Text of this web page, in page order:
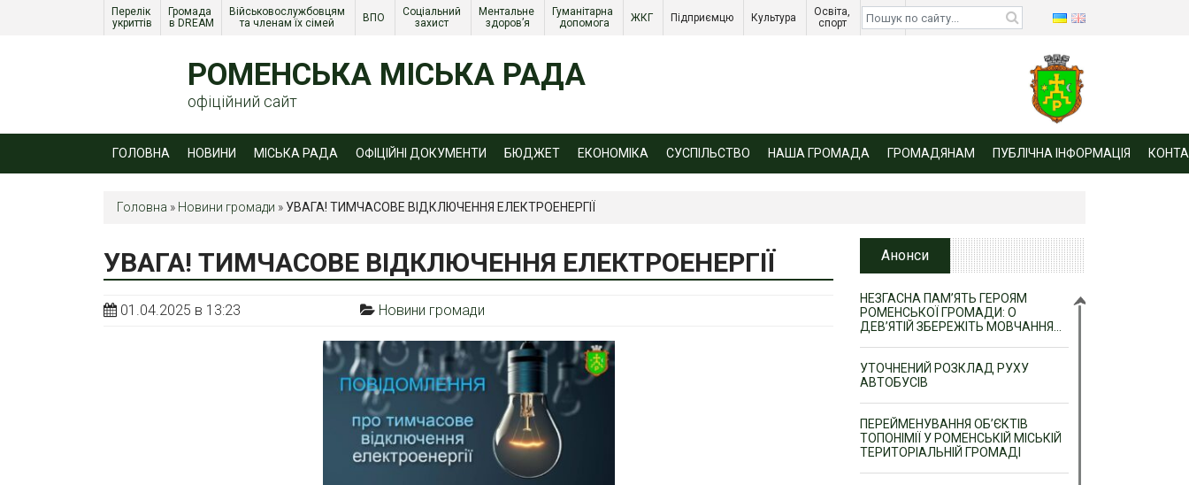
Перелік
укриттів
Громада
в DREAM
Військовослужбовцям
та членам їх сімей
ВПО
Соціальний
захист
Ментальне
здоров’я
Гуманітарна
допомога
ЖКГ Підприємцю Культура
Освіта,
спорт
Діти
війни
РОМЕНСЬКА МІСЬКА РАДА
офіційний сайт
ГОЛОВНА НОВИНИ МІСЬКА РАДА ОФІЦІЙНІ ДОКУМЕНТИ БЮДЖЕТ ЕКОНОМІКА СУСПІЛЬСТВО НАША ГРОМАДА ГРОМАДЯНАМ ПУБЛІЧНА ІНФОРМАЦІЯ
Головна » Новини громади » УВАГА! ТИМЧАСОВЕ ВІДКЛЮЧЕННЯ ЕЛЕКТРОЕНЕРГІЇ
УВАГА! ТИМЧАСОВЕ ВІДКЛЮЧЕННЯ ЕЛЕКТРОЕНЕРГІЇ
01.04.2025 в 13:23 Новини громади
Анонси
НЕЗГАСНА ПАМ’ЯТЬ ГЕРОЯМ
РОМЕНСЬКОЇ ГРОМАДИ: О
ДЕВ’ЯТІЙ ЗБЕРЕЖІТЬ МОВЧАННЯ…
УТОЧНЕНИЙ РОЗКЛАД РУХУ
АВТОБУСІВ
ПЕРЕЙМЕНУВАННЯ ОБ’ЄКТІВ
ТОПОНІМІЇ У РОМЕНСЬКІЙ МІСЬКІЙ
ТЕРИТОРІАЛЬНІЙ ГРОМАДІ